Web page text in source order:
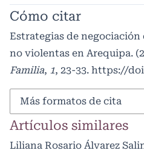
Cómo citar
Estrategias de
no violentas en Arequipa.
Familia, 1, 23-33. https://
Más formatos de cita
Artículos similares
Liliana Rosario Álvarez